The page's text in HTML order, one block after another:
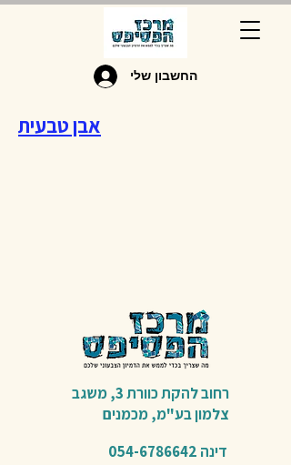
החשבון שלי
אבן טבעית
רחוב להקת כוורת 3,
משגב
צלמון בע"מ,מכמנים​
דינה 054-6786642